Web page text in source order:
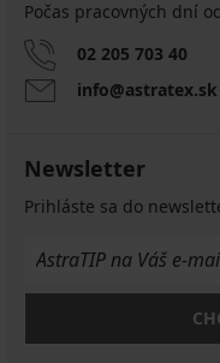
Bezšvové
boxerky
SilverPro
Classic
Black
bezšvové
16,99
€
Black
16,99
€
Petrol
bezšvové
16,99
Tender
3D
Stretch
€
boxerky
14,69
€
FILA
7,69
€
JACK
JONES
32,99
Počas pracovných dní
02 205 703 40
info@astratex.sk
Newsletter
Prihláste sa do